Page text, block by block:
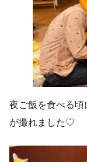
夜ご飯を食べる頃
が撮れました♡